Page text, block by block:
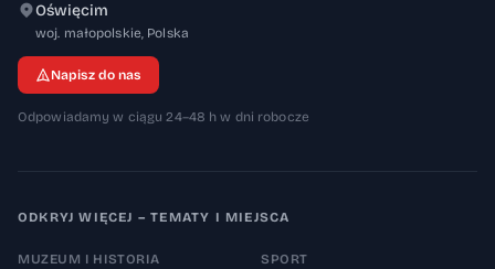
Oświęcim
woj. małopolskie, 32-600
Polska
Napisz do nas
Odpowiadamy w ciągu 24–48 h w dni robocze
ODKRYJ WIĘCEJ – TEMATY I MIEJSCA
MUZEUM I HISTORIA SPORT